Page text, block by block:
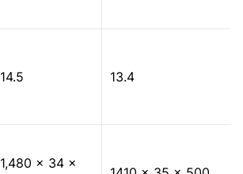
14.5 13.4
1,480 × 34 ×